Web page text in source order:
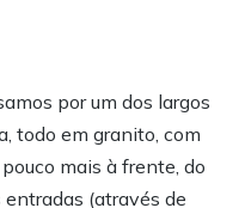
por um dos largos
todo em granito, com
mais à frente, do
entradas (através de